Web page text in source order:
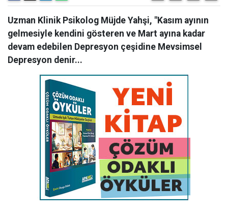
Uzman Klinik Psikolog Müjde Yahşi, "Kasım ayının
gelmesiyle kendini gösteren ve Mart ayına kadar
devam edebilen Depresyon çeşidine Mevsimsel
Depresyon denir...